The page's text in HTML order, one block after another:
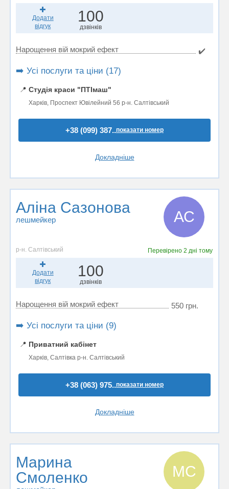
Додати
відгук
100
дзвінків
Нарощення вій мокрий ефект ✔️
➡️ Усі послуги та ціни (17)
📍 Студія краси "ПТІмаш"
Харків, Проспект Ювілейний 56 р-н. Салтівський
+38 (099) 387..показати номер
Докладніше
Аліна Сазонова
лешмейкер АС
р-н. Салтівський Перевірено2 дні тому
Додати
відгук
100
дзвінків
Нарощення вій мокрий ефект 550 грн.
➡️ Усі послуги та ціни (9)
📍 Приватний кабінет
Харків, Салтівка р-н. Салтівський
+38 (063) 975..показати номер
Докладніше
Марина
Смоленко
МС